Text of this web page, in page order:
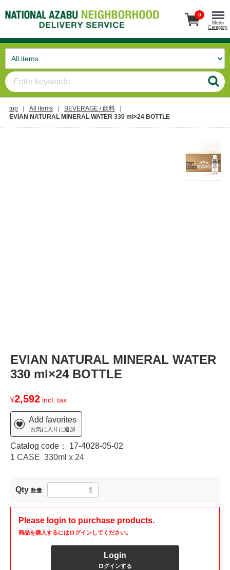
0
Menu
Category
top All items
BEVERAGE / 飲料
EVIAN NATURAL MINERAL WATER 330 ml×24 BOTTLE
EVIAN NATURAL MINERAL WATER
330 ml×24 BOTTLE
¥2,592 incl. tax
Add favorites
お気に入りに追加
Catalog code： 17-4028-05-02
1 CASE 330ml x 24
Qty 数量
Please login to purchase products.
商品を購入するにはログインしてください。
Login
ログインする